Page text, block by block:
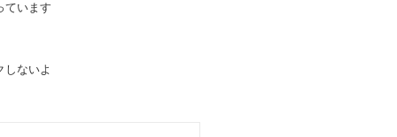
ています
しないよ